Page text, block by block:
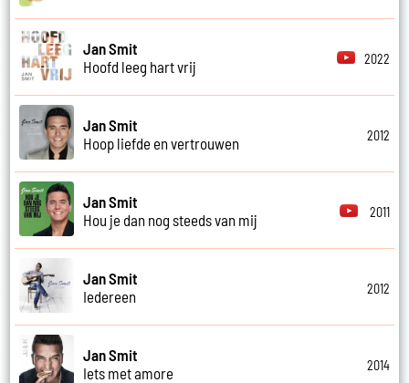
Jan Smit
Hoofd leeg hart vrij
2022
Jan Smit
Hoop liefde en vertrouwen
2012
Jan Smit
Hou je dan nog steeds van mij
2011
Jan Smit
Iedereen
2012
Jan Smit
Iets met amore
2014